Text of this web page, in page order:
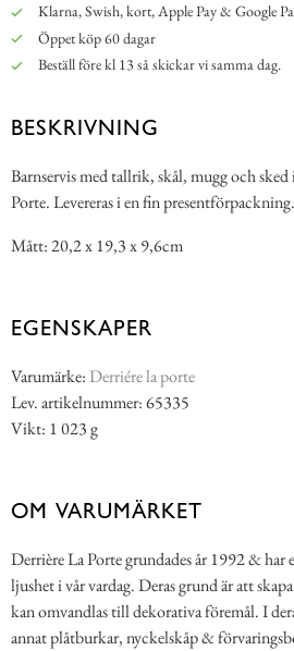
Klarna, Swish, kort, Apple Pay & Google
Öppet köp 60 dagar
Beställ före kl 13 så skickar vi samma dag.
BESKRIVNING
Barnservis med tallrik, skål, mugg och
Porte. Levereras i en fin presentförpackning.
Mått: 20,2 x 19,3 x 9,6cm
EGENSKAPER
Varumärke: Derriére la porte
Lev. artikelnummer: 65335
Vikt: 1 023 g
OM VARUMÄRKET
Derrière La Porte grundades år 1992 & har
ljushet i vår vardag. Deras grund är att
kan omvandlas till dekorativa föremål. I
annat plåtburkar, nyckelskåp &